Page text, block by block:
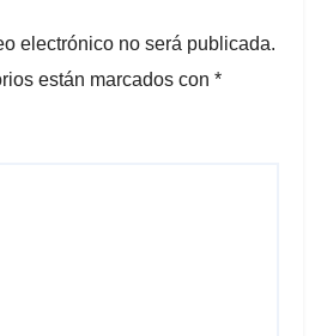
electrónico no será publicada.
están marcados con *